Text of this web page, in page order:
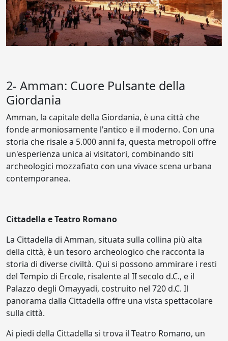
2- Amman: Cuore Pulsante della
Giordania
Amman, la capitale della Giordania, è una città che
fonde armoniosamente l'antico e il moderno. Con una
storia che risale a 5.000 anni fa, questa metropoli offre
un'esperienza unica ai visitatori, combinando siti
archeologici mozzafiato con una vivace scena urbana
contemporanea.
Cittadella e Teatro Romano
La Cittadella di Amman, situata sulla collina più alta
della città, è un tesoro archeologico che racconta la
storia di diverse civiltà. Qui si possono ammirare i resti
del Tempio di Ercole, risalente al II secolo d.C., e il
Palazzo degli Omayyadi, costruito nel 720 d.C. Il
panorama dalla Cittadella offre una vista spettacolare
sulla città.
Ai piedi della Cittadella si trova il Teatro Romano, un